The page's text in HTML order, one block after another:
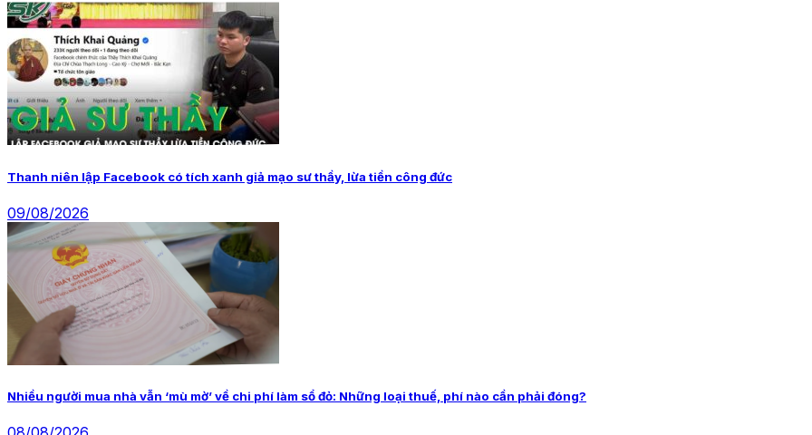
Thanh niên lập Facebook có tích xanh giả mạo sư thầy, lừa tiền công đức
09/08/2026
Nhiều người mua nhà vẫn ‘mù mờ’ về chi phí làm sổ đỏ: Những loại thuế, phí nào cần phải đóng?